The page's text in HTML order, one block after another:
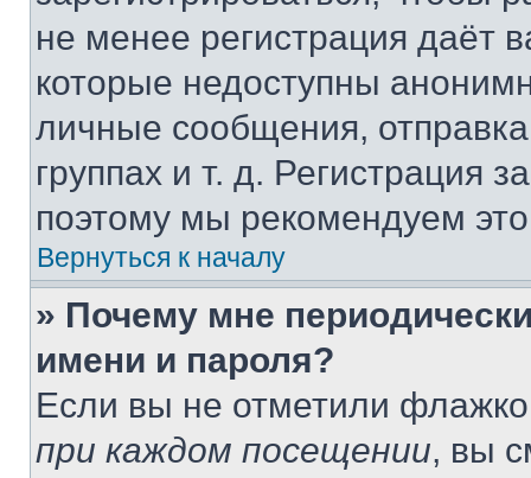
не менее регистрация даёт
которые недоступны
личные сообщения,
группах и т. д. Регистрация
поэтому мы рекомендуем
Вернуться к началу
» Почему мне
имени и пароля?
Если вы не отметили
при каждом посещении, вы